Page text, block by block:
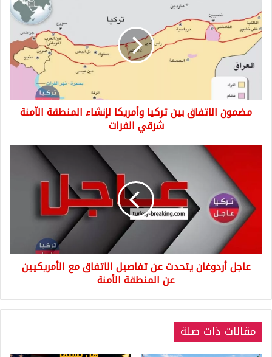
الاتفاق
بين
تركيا
وأمريكا
لإنشاء
المنطقة
الآمنة
شرقي
الفرات
مضمون الاتفاق بين تركيا وأمريكا لإنشاء المنطقة الآمنة
شرقي الفرات
تفاصيل
الاتفاق
الأمريكيين
عن
المنطقة
عاجل أردوغان يتحدث عن تفاصيل الاتفاق مع الأمريكيين
عن المنطقة الأمنة
مقالات ذات صلة